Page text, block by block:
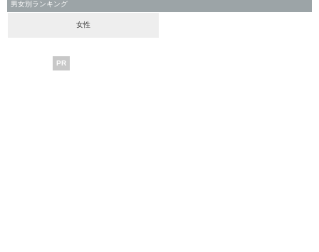
男女別ランキング
女性
PR